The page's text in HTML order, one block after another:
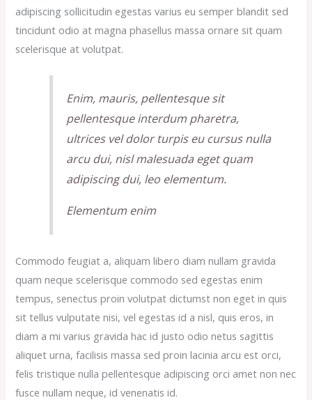
adipiscing sollicitudin egestas varius eu semper blandit sed
tincidunt odio at magna phasellus massa ornare sit quam
scelerisque at volutpat.
Enim, mauris, pellentesque sit
pellentesque interdum pharetra,
ultrices vel dolor turpis eu cursus nulla
arcu dui, nisl malesuada eget quam
adipiscing dui, leo elementum.
Elementum enim
Commodo feugiat a, aliquam libero diam nullam gravida
quam neque scelerisque commodo sed egestas enim
tempus, senectus proin volutpat dictumst non eget in quis
sit tellus vulputate nisi, vel egestas id a nisl, quis eros, in
diam a mi varius gravida hac id justo odio netus sagittis
aliquet urna, facilisis massa sed proin lacinia arcu est orci,
felis tristique nulla pellentesque adipiscing orci amet non nec
fusce nullam neque, id venenatis id.